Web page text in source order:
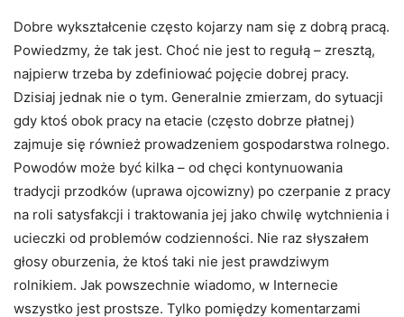
Dobre wykształcenie często kojarzy nam się z dobrą pracą.
Powiedzmy, że tak jest. Choć nie jest to regułą – zresztą,
najpierw trzeba by zdefiniować pojęcie dobrej pracy.
Dzisiaj jednak nie o tym. Generalnie zmierzam, do sytuacji
gdy ktoś obok pracy na etacie (często dobrze płatnej)
zajmuje się również prowadzeniem gospodarstwa rolnego.
Powodów może być kilka – od chęci kontynuowania
tradycji przodków (uprawa ojcowizny) po czerpanie z pracy
na roli satysfakcji i traktowania jej jako chwilę wytchnienia i
ucieczki od problemów codzienności. Nie raz słyszałem
głosy oburzenia, że ktoś taki nie jest prawdziwym
rolnikiem. Jak powszechnie wiadomo, w Internecie
wszystko jest prostsze. Tylko pomiędzy komentarzami